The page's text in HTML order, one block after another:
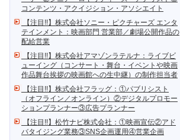
コンテンツ・アクイジション・アソシエイト
【注目!!】株式会社ソニー・ピクチャーズ エンタ
テインメント：映画部門 営業部／劇場公開作品の
配給営業
【注目!!】株式会社アマゾンラテルナ：ライブビ
ューイング（コンサート・舞台・イベントや映画
作品舞台挨拶の映画館への生中継）の制作担当者
【注目!!】株式会社フラッグ：①パブリシスト
（オフライン／オンライン）②デジタルプロモー
ションプランナー③広告プランナー
【注目!!】松竹ナビ株式会社：①映画宣伝②アド
バタイジング業務③SNS企画運用④営業企画